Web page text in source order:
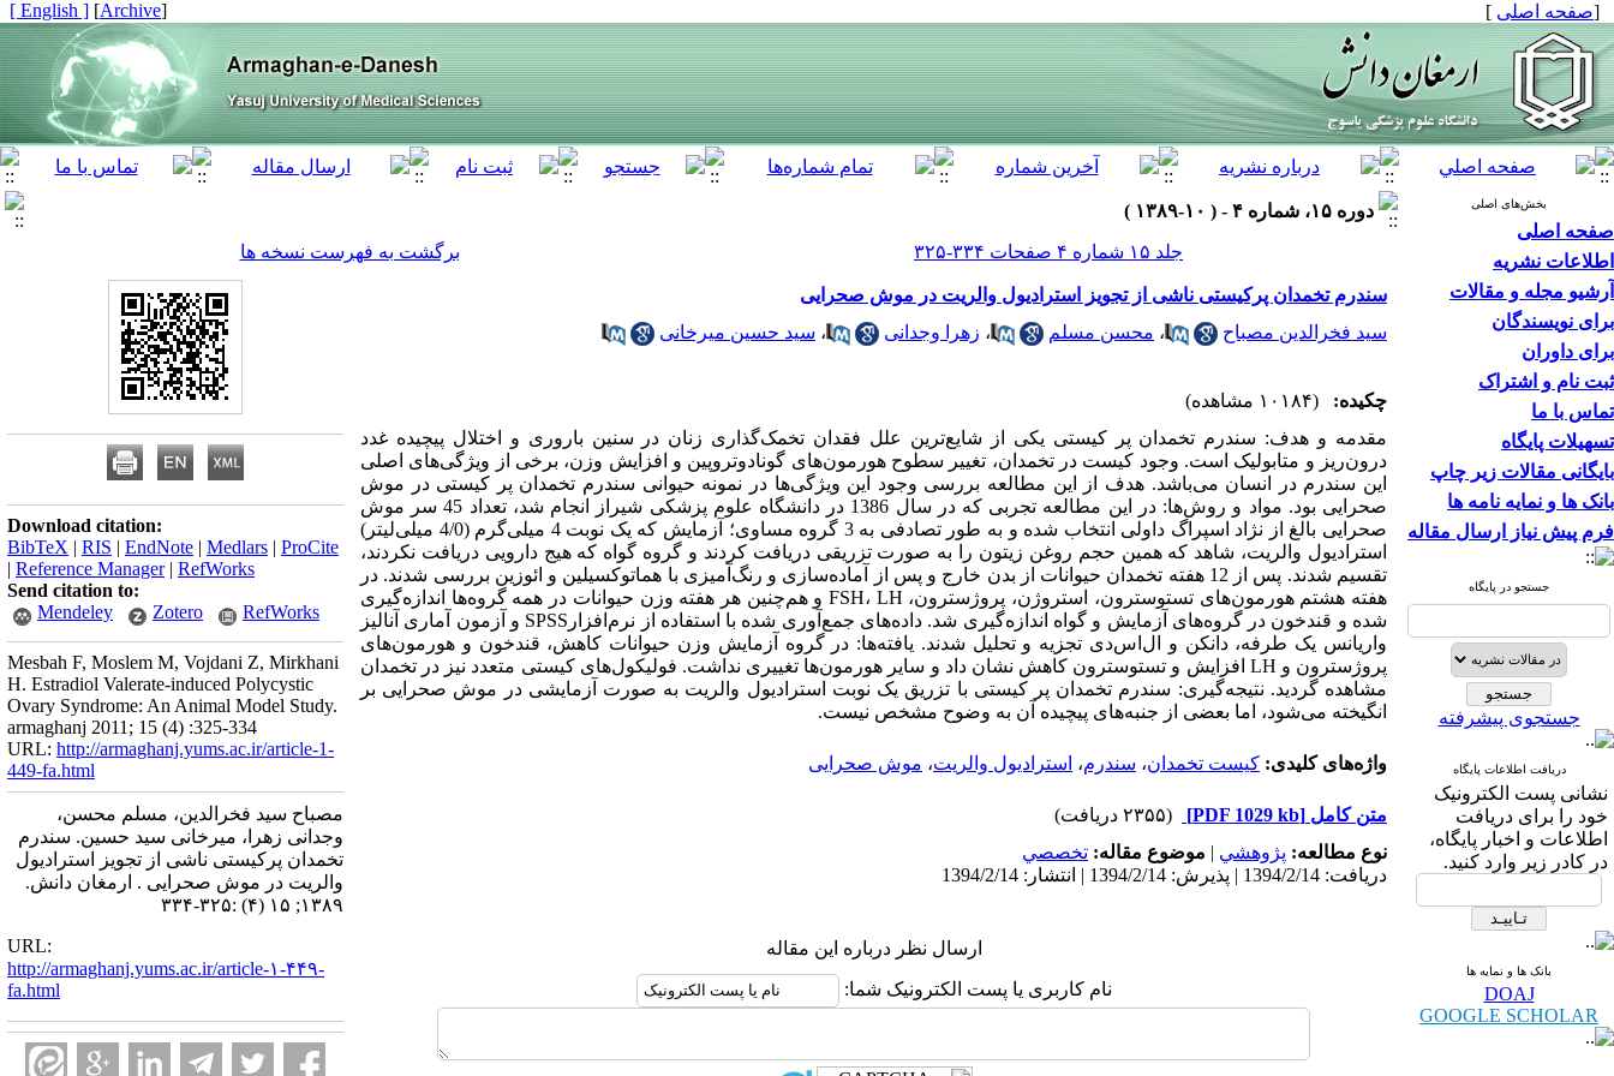
[صفحه اصلی ]
[
Archive
]
[ English ]
بخش‌های اصلی
صفحه اصلی
اطلاعات نشریه
آرشیو مجله و مقالات
برای نویسندگان
برای داوران
ثبت نام و اشتراک
تماس با ما
تسهیلات پایگاه
بایگانی مقالات زیر چاپ
بانک ها و نمایه نامه ها
فرم پیش نیاز ارسال مقاله
جستجو در پایگاه
جستجوی پیشرفته
دریافت اطلاعات پایگاه
نشانی پست الکترونیک
خود را برای دریافت
اطلاعات و اخبار پایگاه،
در کادر زیر وارد کنید.
بانک ها و نمایه ها
DOAJ
GOOGLE SCHOLAR
دوره ۱۵، شماره ۴ - ( ۱۰-۱۳۸۹ )
جلد ۱۵ شماره ۴ صفحات ۳۳۴-۳۲۵
برگشت به فهرست نسخه ها
سندرم تخمدان پرکیستی ناشی از تجویز استرادیول والریت در موش صحرایی
سید فخرالدین مصباح
، محسن مسلم ، زهرا وجدانی ، سید حسین میرخانی
چکیده:
(۱۰۱۸۴ مشاهده)
مقدمه و هدف: سندرم تخمدان پر کیستی یکی از شایع‌ترین علل فقدان تخمک‌گذاری زنان در سنین باروری و اختلال پیچیده غدد
درون‌ریز و متابولیک است. وجود کیست در تخمدان، تغییر سطوح هورمون‌های گونادوتروپین و افزایش وزن، برخی از ویژگی‌های اصلی
این سندرم در انسان می‌باشد. هدف از این مطالعه بررسی وجود این ویژگی‌ها در نمونه حیوانی سندرم تخمدان پر کیستی در موش
صحرایی بود. مواد و روش‌ها: در این مطالعه تجربی که در سال 1386 در دانشگاه علوم پزشکی شیراز انجام شد، تعداد 45 سر موش
صحرایی بالغ از نژاد اسپراگ داولی انتخاب شده و به طور تصادفی به 3 گروه مساوی؛ آزمایش که یک نوبت 4 میلی‌گرم (4/0 میلی‌لیتر)
استرادیول والریت، شاهد که همین حجم روغن زیتون را به صورت تزریقی دریافت کردند و گروه گواه که هیج دارویی دریافت نکردند،
تقسیم شدند. پس از 12 هفته تخمدان حیوانات از بدن خارج و پس از آماده‌سازی و رنگ‌آمیزی با هماتوکسیلین و ائوزین بررسی شدند. در
هفته هشتم هورمون‌های تستوسترون، استروژن، پروژسترون، FSH، LH و هم‌چنین هر هفته وزن حیوانات در همه گروه‌ها اندازه‌گیری
شده و قندخون در گروه‌های آزمایش و گواه اندازه‌گیری شد. داده‌های جمع‌آوری شده با استفاده از نرم‌افزارSPSS و آزمون آماری آنالیز
واریانس یک طرفه، دانکن و ال‌اس‌دی تجزیه و تحلیل شدند. یافته‌ها: در گروه آزمایش وزن حیوانات کاهش، قندخون و هورمون‌های
پروژسترون و LH افزایش و تستوسترون کاهش نشان داد و سایر هورمون‌ها تغییری نداشت. فولیکول‌های کیستی متعدد نیز در تخمدان
مشاهده گردید. نتیجه‌گیری: سندرم تخمدان پر کیستی با تزریق یک نوبت استرادیول والریت به صورت آزمایشی در موش صحرایی بر
انگیخته می‌شود، اما بعضی از جنبه‌های پیچیده آن به وضوح مشخص نیست.
واژه‌های کلیدی: کیست تخمدان، سندرم، استرادیول والریت، موش صحرایی
متن کامل [PDF 1029 kb]
(۲۳۵۵ دریافت)
نوع مطالعه: پژوهشي | موضوع مقاله: تخصصي
دریافت: 1394/2/14 | پذیرش: 1394/2/14 | انتشار: 1394/2/14
ارسال نظر درباره این مقاله
نام کاربری یا پست الکترونیک شما:
Download citation:
BibTeX | RIS | EndNote | Medlars | ProCite
| Reference Manager| RefWorks
Send citation to:
Mendeley
Zotero RefWorks
Mesbah F, Moslem M, Vojdani Z, Mirkhani
H. Estradiol Valerate-induced Polycystic
Ovary Syndrome: An Animal Model Study.
armaghanj 2011; 15 (4) :325-334
URL: http://armaghanj.yums.ac.ir/article-1-
449-fa.html
مصباح سید فخرالدین، مسلم محسن،
وجدانی زهرا، میرخانی سید حسین. سندرم
تخمدان پرکیستی ناشی از تجویز استرادیول
والریت در موش صحرایی . ارمغان دانش.
۱۳۸۹; ۱۵ (۴) :۳۲۵-۳۳۴
URL:
http://armaghanj.yums.ac.ir/article-۱-۴۴۹-
fa.html